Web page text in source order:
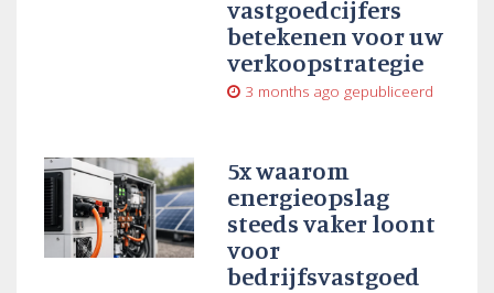
vastgoedcijfers
betekenen voor uw
verkoopstrategie
3 months ago gepubliceerd
5x waarom
energieopslag
steeds vaker loont
voor
bedrijfsvastgoed